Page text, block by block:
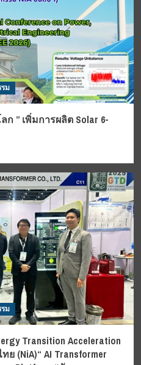
ม
” เพิ่มการผลิต Solar 6-
ม
Transition Acceleration
(NiA)“ AI Transformer